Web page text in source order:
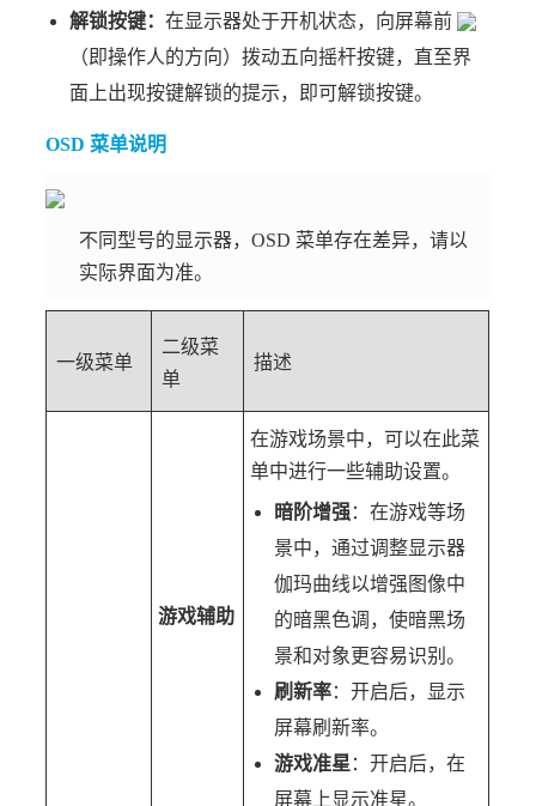
解锁按键：在显示器处于开机状态，向屏幕前
（即操作人的方向）拨动五向摇杆按键，直至界
面上出现按键解锁的提示，即可解锁按键。
OSD 菜单说明
不同型号的显示器，OSD 菜单存在差异，请以
实际界面为准。
一级菜单
二级菜
单
描述
游戏辅助
在游戏场景中，可以在此菜
单中进行一些辅助设置。
暗阶增强：在游戏等场
景中，通过调整显示器
伽玛曲线以增强图像中
的暗黑色调，使暗黑场
景和对象更容易识别。
刷新率：开启后，显示
屏幕刷新率。
游戏准星 ：开启后，在
屏幕上显示准星。